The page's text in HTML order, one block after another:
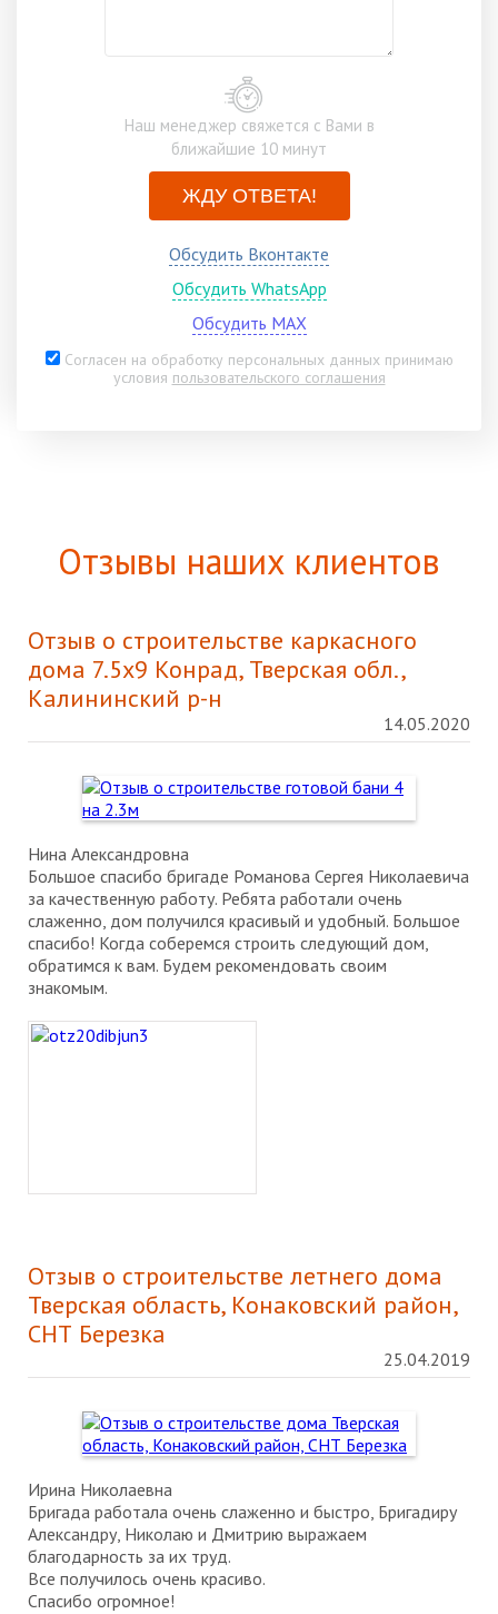
Наш менеджер свяжется с Вами в
ближайшие 10 минут
ЖДУ ОТВЕТА!
Обсудить Вконтакте
Обсудить WhatsApp
Обсудить MAX
Согласен на обработку персональных данных принимаю
условия пользовательского соглашения
Отзывы наших клиентов
Отзыв о строительстве каркасного
дома 7.5х9 Конрад, Тверская обл.,
Калининский р-н
14.05.2020
Нина Александровна
Большое спасибо бригаде Романова Сергея Николаевича
за качественную работу. Ребята работали очень
слаженно, дом получился красивый и удобный. Большое
спасибо! Когда соберемся строить следующий дом,
обратимся к вам. Будем рекомендовать своим
знакомым.
Отзыв о строительстве летнего дома
Тверская область, Конаковский район,
СНТ Березка
25.04.2019
Ирина Николаевна
Бригада работала очень слаженно и быстро, Бригадиру
Александру, Николаю и Дмитрию выражаем
благодарность за их труд.
Все получилось очень красиво.
Спасибо огромное!